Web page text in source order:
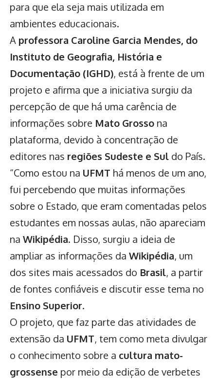
para que ela seja mais utilizada em
ambientes educacionais.
A professora Caroline Garcia Mendes, do
Instituto de Geografia, História e
Documentação (IGHD), está à frente de um
projeto e afirma que a iniciativa surgiu da
percepção de que há uma carência de
informações sobre Mato Grosso na
plataforma, devido à concentração de
editores nas regiões Sudeste e Sul do País.
“Como estou na UFMT há menos de um ano,
fui percebendo que muitas informações
sobre o Estado, que eram comentadas pelos
estudantes em nossas aulas, não apareciam
na Wikipédia. Disso, surgiu a ideia de
ampliar as informações da Wikipédia, um
dos sites mais acessados do Brasil, a partir
de fontes confiáveis e discutir esse tema no
Ensino Superior.
O projeto, que faz parte das atividades de
extensão da UFMT, tem como meta divulgar
o conhecimento sobre a cultura mato-
grossense por meio da edição de verbetes